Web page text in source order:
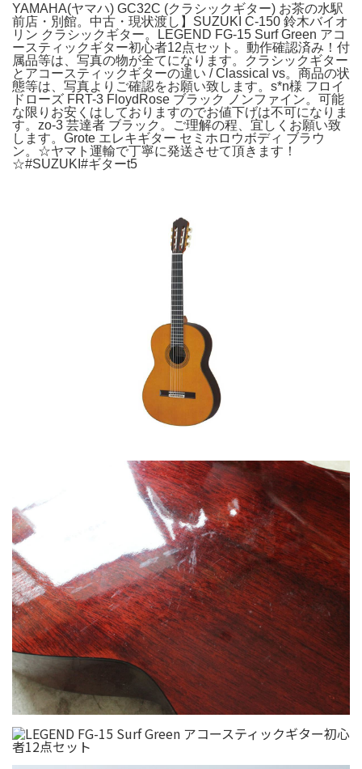
YAMAHA(ヤマハ) GC32C (クラシックギター) お茶の水駅
前店・別館。中古・現状渡し】SUZUKI C-150 鈴木バイオ
リン クラシックギター。LEGEND FG-15 Surf Green アコ
ースティックギター初心者12点セット。動作確認済み！付
属品等は、写真の物が全てになります。クラシックギター
とアコースティックギターの違い / Classical vs。商品の状
態等は、写真よりご確認をお願い致します。s*n様 フロイ
ドローズ FRT-3 FloydRose ブラック ノンファイン。可能
な限りお安くはしておりますのでお値下げは不可になりま
す。zo-3 芸達者 ブラック。ご理解の程、宜しくお願い致
します。Grote エレキギター セミホロウボディ ブラウ
ン。☆ヤマト運輸で丁寧に発送させて頂きます！
☆#SUZUKI#ギターt5